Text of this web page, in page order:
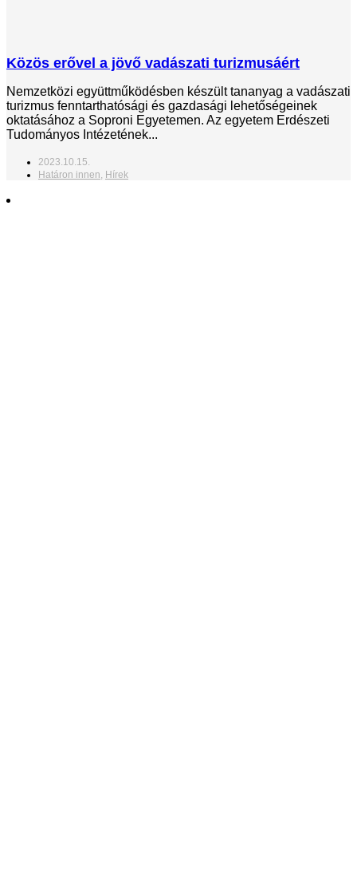
Közös erővel a jövő vadászati turizmusáért
Nemzetközi együttműködésben készült tananyag a vadászati
turizmus fenntarthatósági és gazdasági lehetőségeinek
oktatásához a Soproni Egyetemen. Az egyetem Erdészeti
Tudományos Intézetének...
2023.10.15.
Határon innen, Hírek